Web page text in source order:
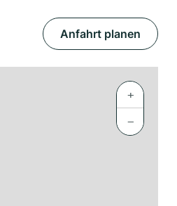
Anfahrt planen
+
−